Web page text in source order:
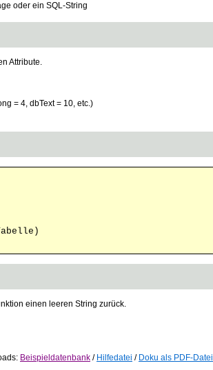
oder ein SQL-String
Attribute.
= 4, dbText = 10, etc.)
einen leeren String zurück.
Beispieldatenbank / Hilfedatei / Doku als PDF-Datei